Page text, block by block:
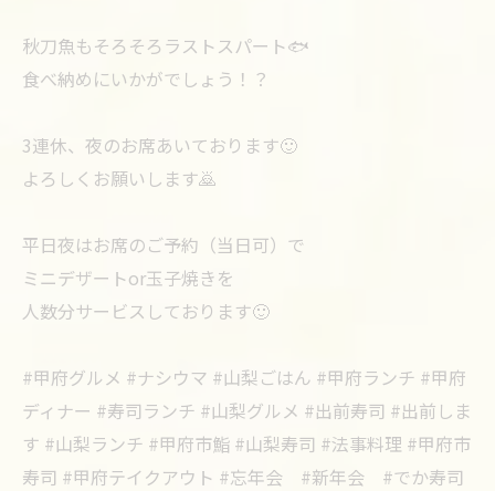
秋刀魚もそろそろラストスパート🐟
食べ納めにいかがでしょう！？
3連休、夜のお席あいております🙂
よろしくお願いします🙇
平日夜はお席のご予約（当日可）で
ミニデザートor玉子焼きを
人数分サービスしております🙂
#甲府グルメ #ナシウマ #山梨ごはん #甲府ランチ #甲府
ディナー #寿司ランチ #山梨グルメ #出前寿司 #出前しま
す #山梨ランチ #甲府市鮨 #山梨寿司 #法事料理 #甲府市
寿司 #甲府テイクアウト #忘年会 #新年会 #でか寿司